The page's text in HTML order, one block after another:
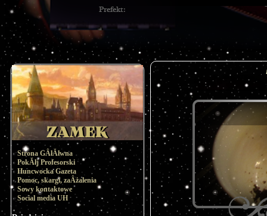
Strona GÂłĂłwna
PokĂłj Profesorski
Huncwocka Gazeta
Pomoc, skargi, zaÂżalenia
Sowy kontaktowe
Social media UH